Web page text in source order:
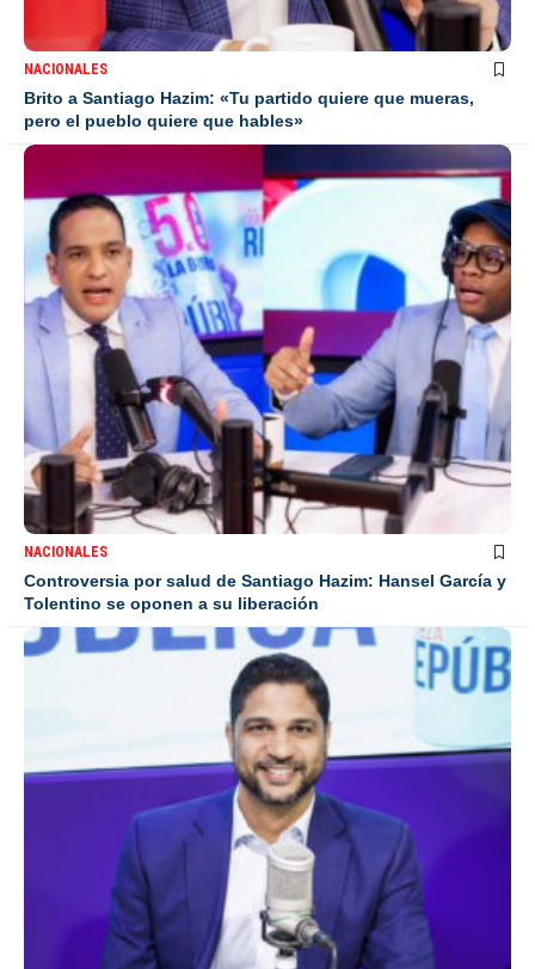
NACIONALES
Brito a Santiago Hazim: «Tu partido quiere que mueras,
pero el pueblo quiere que hables»
NACIONALES
Controversia por salud de Santiago Hazim: Hansel García y
Tolentino se oponen a su liberación